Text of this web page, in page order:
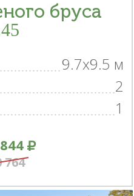
бруса
9.7x9.5 м
2
1
764